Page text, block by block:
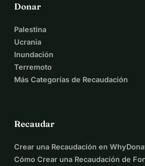
Donar
Palestina
Ucrania
Inundación
Terremoto
Más Categorías de Recaudación
Recaudar
Crear una Recaudación en
Cómo Crear una Recaudación de